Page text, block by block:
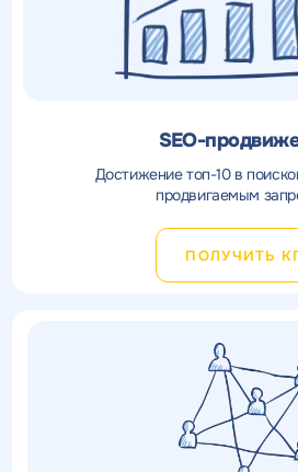
SEO-
Достижение топ-10 в
продвигаемым
ПОЛУЧИТЬ